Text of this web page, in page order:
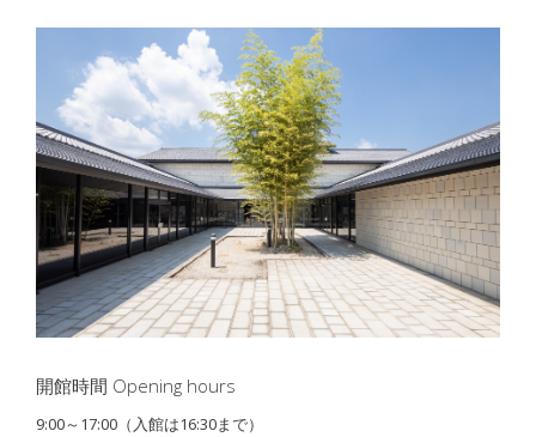
開館時間 Opening hours
9:00～17:00（入館は16:30まで）